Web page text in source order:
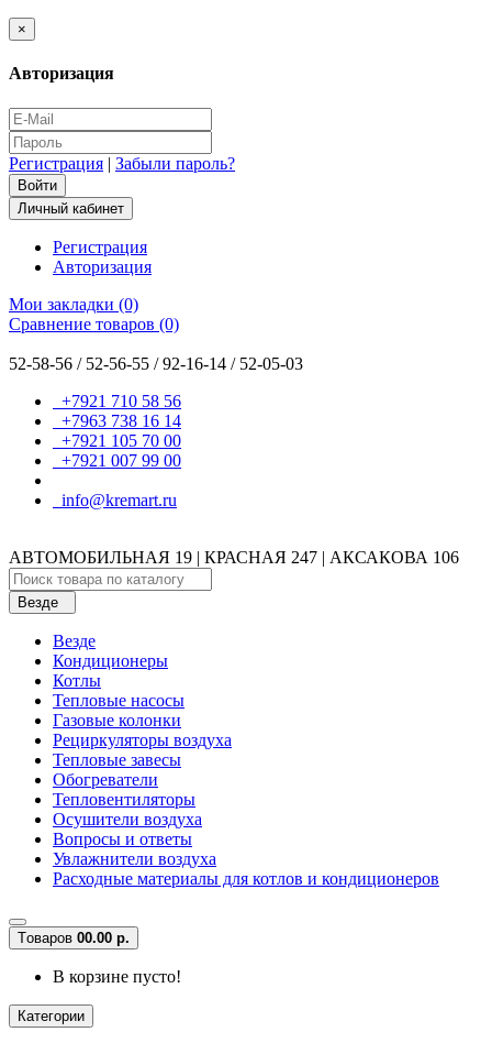
×
Авторизация
Регистрация | Забыли пароль?
Личный кабинет
Регистрация
Авторизация
Мои закладки (0)
Сравнение товаров (0)
52-58-56 / 52-56-55 / 92-16-14 / 52-05-03
+7921 710 58 56
+7963 738 16 14
+7921 105 70 00
+7921 007 99 00
info@kremart.ru
АВТОМОБИЛЬНАЯ 19 | КРАСНАЯ 247 | АКСАКОВА 106
Везде
Везде
Кондиционеры
Котлы
Тепловые насосы
Газовые колонки
Рециркуляторы воздуха
Тепловые завесы
Обогреватели
Тепловентиляторы
Осушители воздуха
Вопросы и ответы
Увлажнители воздуха
Расходные материалы для котлов и кондиционеров
Tоваров 00.00 р.
В корзине пусто!
Категории